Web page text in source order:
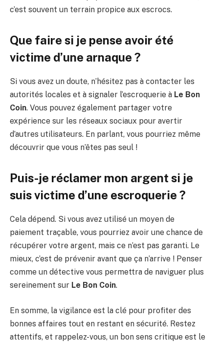
c’est souvent un terrain propice aux escrocs.
Que faire si je pense avoir été
victime d’une arnaque ?
Si vous avez un doute, n’hésitez pas à contacter les
autorités locales et à signaler l’escroquerie à Le Bon
Coin. Vous pouvez également partager votre
expérience sur les réseaux sociaux pour avertir
d’autres utilisateurs. En parlant, vous pourriez même
découvrir que vous n’êtes pas seul !
Puis-je réclamer mon argent si je
suis victime d’une escroquerie ?
Cela dépend. Si vous avez utilisé un moyen de
paiement traçable, vous pourriez avoir une chance de
récupérer votre argent, mais ce n’est pas garanti. Le
mieux, c’est de prévenir avant que ça n’arrive ! Penser
comme un détective vous permettra de naviguer plus
sereinement sur Le Bon Coin.
En somme, la vigilance est la clé pour profiter des
bonnes affaires tout en restant en sécurité. Restez
attentifs, et rappelez-vous, un bon sens critique est le